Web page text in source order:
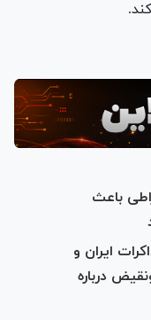
باعث
ایران و
درباره